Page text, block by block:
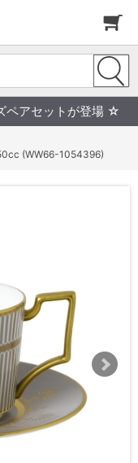
ペアセットが登場 ☆
(WW66-1054396)